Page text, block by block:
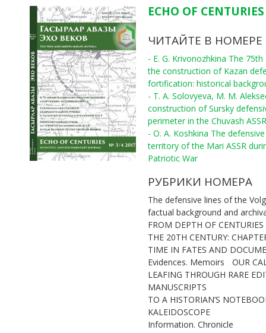
ECHO OF
ЧИТАЙТЕ В НОМЕРЕ
- E. G. Krivonozhkina The
the construction of Kazan
fortification: historical
- T. A. Solovyeva, M. M.
construction of Sursky
perimeter in the Chuvash ASSR
- O. A. Koshkina The
territory of the Mari ASSR
Patriotic War
РУБРИКИ НОМЕРА
The defensive lines of the
factual background and
FROM DEPTH OF CENTURIES
THE 20TH CENTURY:
TIME IN FATES AND
Evidences. Memoirs
OUR
LEAFING THROUGH RARE
MANUSCRIPTS
TO A HISTORIAN’S
KALEIDOSCOPE
Information. Chronicle